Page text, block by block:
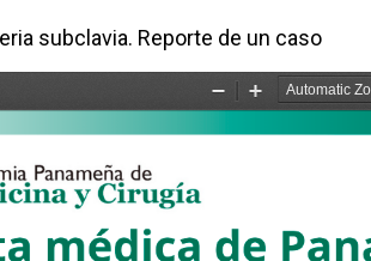
subclavia. Reporte de un caso